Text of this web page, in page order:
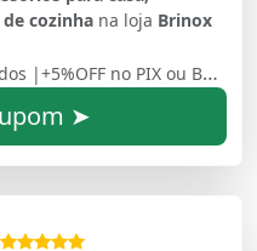
cozinha na loja Brinox
para produtos não promocionados |+5%OFF no PIX ou BOLETO | Frete Grátis para pedidos a partir de R$ 249 para Sul, Sudeste e Centro Oeste | Parcelamento em
➤